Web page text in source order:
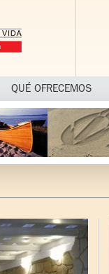
QUÉ OFRECEMOS